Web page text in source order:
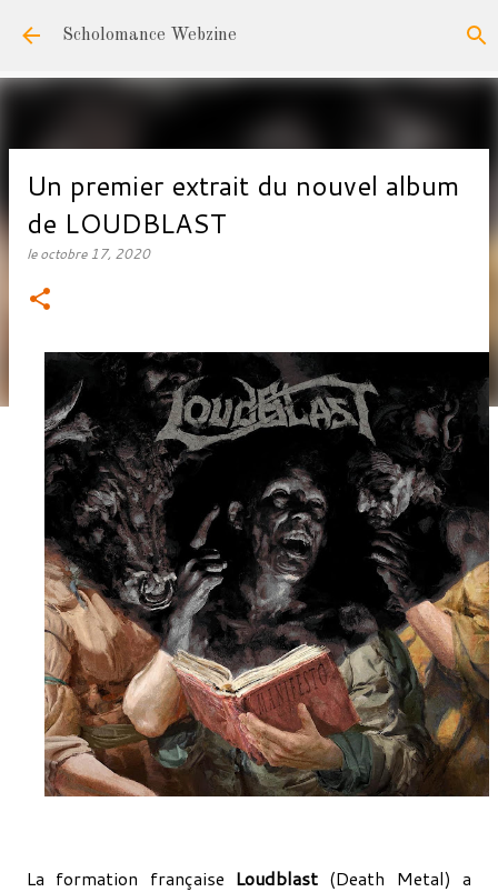
Accéder au contenu principal
Scholomance Webzine
Un premier extrait du nouvel album
de LOUDBLAST
leoctobre 17, 2020
La formation française Loudblast (Death Metal) a